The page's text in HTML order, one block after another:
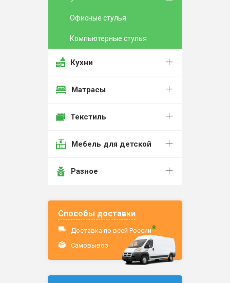
Офисные стулья
Компьютерные стулья
Кухни
Матрасы
Текстиль
Мебель для детской
Разное
Способы доставки
Доставка по всей России*
Самовывоз